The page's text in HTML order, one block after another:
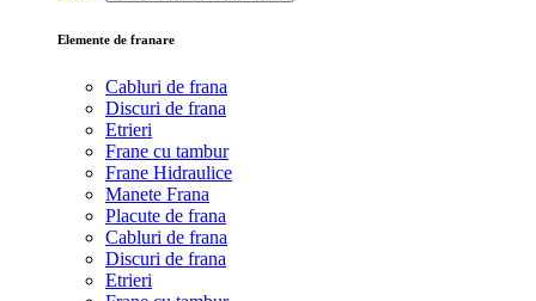
Elemente de franare
Cabluri de frana
Discuri de frana
Etrieri
Frane cu tambur
Frane Hidraulice
Manete Frana
Placute de frana
Cabluri de frana
Discuri de frana
Etrieri